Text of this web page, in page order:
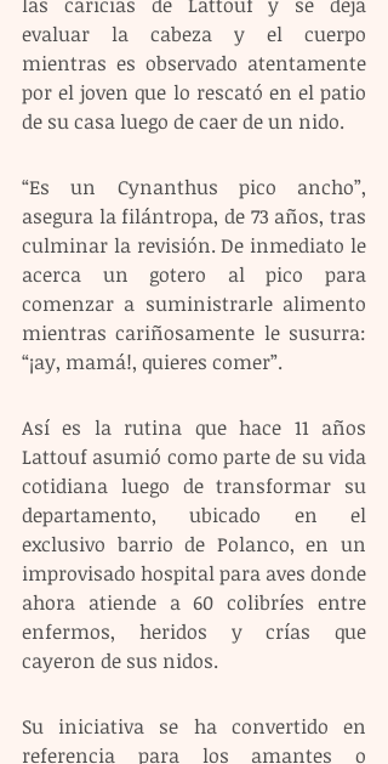
evaluar la cabeza y el cuerpo
mientras es observado atentamente
por el joven que lo rescató en el patio
de su casa luego de caer de un nido.
“Es un Cynanthus pico ancho”,
asegura la filántropa, de 73 años, tras
culminar la revisión. De inmediato le
acerca un gotero al pico para
comenzar a suministrarle alimento
mientras cariñosamente le susurra:
“¡ay, mamá!, quieres comer”.
Así es la rutina que hace 11 años
Lattouf asumió como parte de su vida
cotidiana luego de transformar su
departamento, ubicado en el
exclusivo barrio de Polanco, en un
improvisado hospital para aves donde
ahora atiende a 60 colibríes entre
enfermos, heridos y crías que
cayeron de sus nidos.
Su iniciativa se ha convertido en
referencia para los amantes o